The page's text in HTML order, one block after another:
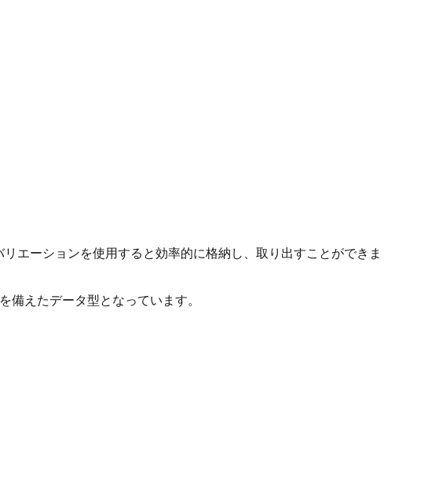
エーションを使用すると効率的に格納し、取り出すことができま
えたデータ型となっています。